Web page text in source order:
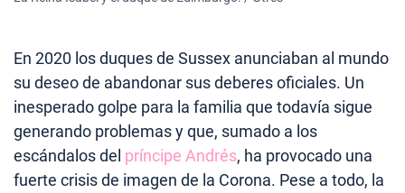
En 2020 los duques de Sussex anunciaban al mundo
su deseo de abandonar sus deberes oficiales. Un
inesperado golpe para la familia que todavía sigue
generando problemas y que, sumado a los
escándalos del príncipe Andrés, ha provocado una
fuerte crisis de imagen de la Corona. Pese a todo, la